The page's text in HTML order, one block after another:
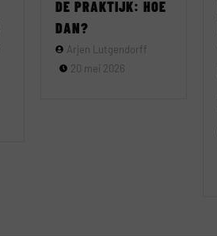
DE PRAKTIJK: HOE
DAN?
Arjen Lutgendorff
20 mei 2026